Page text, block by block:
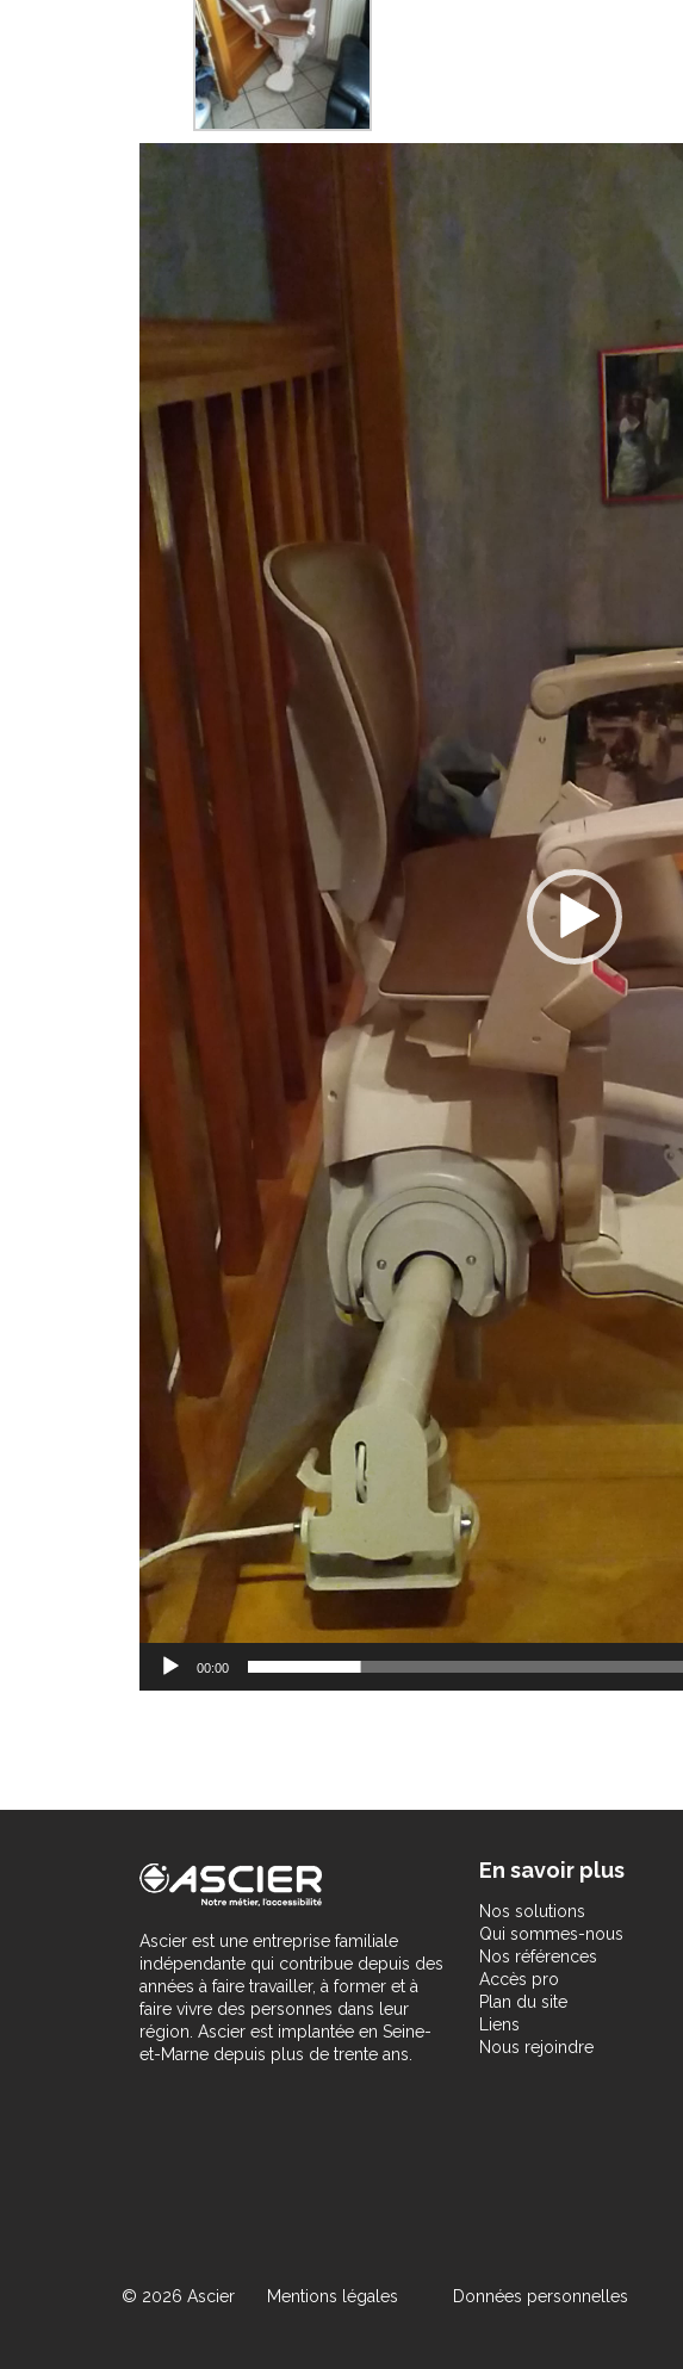
Lecteur
00:00
Ascier est une entreprise familiale
indépendante qui contribue depuis des
années à faire travailler, à former et à
faire vivre des personnes dans leur
région. Ascier est implantée en Seine-
et-Marne depuis plus de trente ans.
En savoir plus
Nos solutions
Qui sommes-nous
Nos références
Accès pro
Plan du site
Liens
Nous rejoindre
© 2026 Ascier Mentions légales Données personnelles